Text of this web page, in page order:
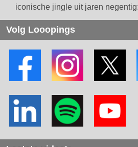
iconische jingle uit jaren
Volg Looopings